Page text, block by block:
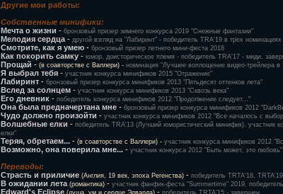
Другие мои работы:
Собственные минифики:
Мечта о жизни - бронзовый призер зимнего конкурса 2019 "Снежные фантазии"
Мелодия сердца - другой взгляд на "Лабиринт" - победитель TRA'19 в трех номинациях
Смотрите, как я умею - бронзовый призер летнего мини-феста 2018
Как покорить самку - юмор, доисторическое племя - победитель TRA'17 - миди,
Прощай - (в соавторстве с Валлери) - номинация "Лучшее воплощение видео-трейлера в
Я выбрал тебя - участник конкурса минификов 2015 "Отражение"
Лабиринт - бронзовый призер конкурса минификов 2013 "Пятьдесят оттенков лета"
Вслед за солнцем - участник конкурса минификов 2013 "Сквозь века"
Его дневник - победитель конкурса минификов 2012 "Продолжение следует..."
Она была предначертана мне - бронзовый призер конкурса минификов 2012
Чудо должно произойти - участник конкурса минификов 2012 "Все началось с
Волшебные елки - победитель TRA'13 (Лучший юмористический минифик), участник
елки"
Теряя, обретаем... - (в соавторстве с Валлери) - участник конкурса минификов 2012
Возможно, она поверила мне... - участник конкурса 2012 "Быть может, это любовь"
Переводы:
Страсть и приличие (Англия, 19 век, эпоха Регенства) - победитель TRTA'18,
В ожидании лета (романтика) - участник фанфик-феста "Summertime" 2019,
Edward's Eclipse (душа, ум и сердце Эдварда) - победитель TRTA'15 - завершен